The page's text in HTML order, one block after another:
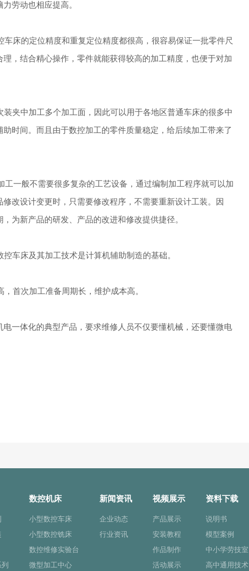
劳动也相应提高。
床的定位精度和重复定位精度都很高，很容易保证一批零件尺
，结合精心操作，零件就能获得较高的加工精度，也便于对加
夹中加工多个加工面，因此可以用于各地区普通车床的很多中
时间。而且由于数控加工的零件质量稳定，给后续加工带来了
工一般不需要很多复杂的工艺设备，通过编制加工程序就可以加
改设计变更时，只需要修改程序，不需要重新设计工装。因
为新产品的研发、产品的改进和修改提供捷径。
车床及其加工技术是计算机辅助制造的基础。
首次加工准备周期长，维护成本高。
一体化的典型产品，要求维修人员不仅要懂机械，还要懂微电
数控机床
小型数控车床
小型数控铣床
数控维修实验台
微型加工中心
新闻资讯
企业动态
行业资讯
视频展示
产品展示
安装教程
作品制作
活动展示
资料下载
说明书
模型案例
中小学劳技室
高中通用技术